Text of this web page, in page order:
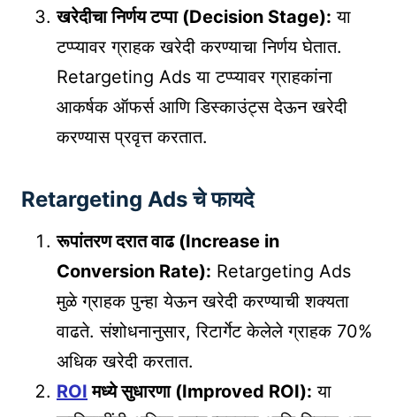
खरेदीचा निर्णय टप्पा (Decision Stage): या
टप्प्यावर ग्राहक खरेदी करण्याचा निर्णय घेतात.
Retargeting Ads या टप्प्यावर ग्राहकांना
आकर्षक ऑफर्स आणि डिस्काउंट्स देऊन खरेदी
करण्यास प्रवृत्त करतात.
Retargeting Ads चे फायदे
रूपांतरण दरात वाढ (Increase in
Conversion Rate): Retargeting Ads
मुळे ग्राहक पुन्हा येऊन खरेदी करण्याची शक्यता
वाढते. संशोधनानुसार, रिटार्गेट केलेले ग्राहक 70%
अधिक खरेदी करतात.
ROI मध्ये सुधारणा (Improved ROI): या